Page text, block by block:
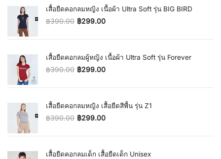
เสื้อยืดคอกลมหญิง เนื้อผ้า Ultra Soft รุ่น BIG BIRD
฿390.00
Original price was: ฿390.00.
฿299.00
Current price is: ฿299.00.
เสื้อยืดคอกลมผู้หญิง เนื้อผ้า Ultra Soft รุ่น Forever
฿390.00
Original price was: ฿390.00.
฿299.00
Current price is: ฿299.00.
เสื้อยืดคอกลมหญิง เสื้อยืดสีพื้น รุ่น Z1
฿390.00
Original price was: ฿390.00.
฿299.00
Current price is: ฿299.00.
เสื้อยืดคอกลมเด็ก เสื้อยืดเด็ก Unisex